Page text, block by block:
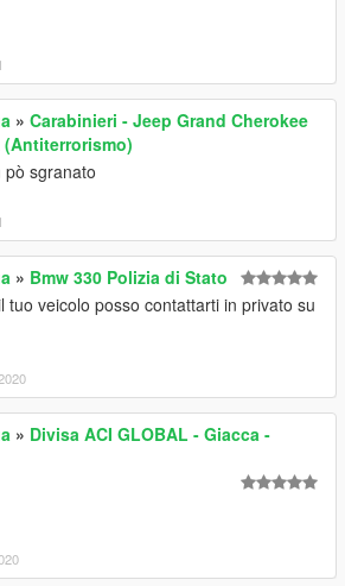
» Carabinieri - Jeep Grand Cherokee
(Antiterrorismo)
sgranato
» Bmw 330 Polizia di Stato
tuo veicolo posso contattarti in privato su
» Divisa ACI GLOBAL - Giacca -